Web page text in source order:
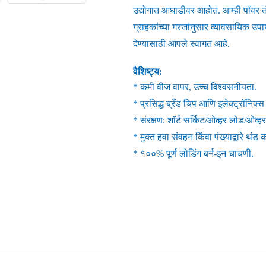
उद्योगात आघाडीवर आहोत. आम्ही पॉवर
ग्राहकांच्या गरजांनुसार व्यावसायिक
देण्यासाठी आपले स्वागत आहे.
वैशिष्ट्य:
* कमी वीज वापर, उच्च विश्वसनीयता.
* प्रसिद्ध ब्रँड चिप आणि इलेक्ट्रॉनिक्स
* संरक्षण: शॉर्ट सर्किट/ओव्हर लोड/
* मुक्त हवा संवहन किंवा पंख्याद्वारे थंड
* १००% पूर्ण लोडिंग बर्न-इन चाचणी.